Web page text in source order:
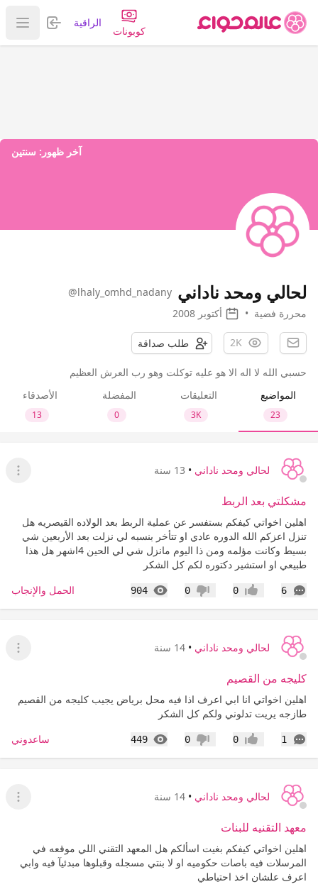
كوبونات
الراقية تسجيل
عرض
آخر ظهور: سنتين
لحالي ومحد ناداني @lhaly_omhd_nadany
محررة فضية • أكتوبر 2008
2K طلب صداقة
حسبي الله لا اله الا هو عليه توكلت وهو رب العرش العظيم
المواضيع
23
التعليقات
3K
المفضلة
0
الأصدقاء
13
لحالي ومحد ناداني • 13 سنة
عرض
مشكلتي بعد الربط
اهلين اخواتي كيفكم بستفسر عن عملية الربط بعد الولاده القيصريه هل
تنزل اعزكم الله الدوره عادي او تتأخر بنسبه لي نزلت بعد الأربعين شي
بسيط وكانت مؤلمه ومن ذا اليوم مانزل شي لي الحين 4اشهر هل هذا
طبيعي او استشير دكتوره لكم كل الشكر
6
التعليقات إعجاب0 عدم إعجاب
0
904
المشاهدات الحمل والإنجاب
لحالي ومحد ناداني • 14 سنة
عرض
كليجه من القصيم
اهلين اخواتي انا ابي اعرف اذا فيه محل برياض يجيب كليجه من القصيم
طازجه يريت تدلوني ولكم كل الشكر
1
التعليقات إعجاب0 عدم إعجاب
0
449
المشاهدات ساعدوني
لحالي ومحد ناداني • 14 سنة
عرض
معهد التقنيه للبنات
اهلين اخواتي كيفكم بغيت اسألكم هل المعهد التقني اللي موقعه في
المرسلات فيه باصات حكوميه او لا بنتي مسجله وقبلوها مبدئيآ فيه وابي
اعرف علشان اخذ احتياطي